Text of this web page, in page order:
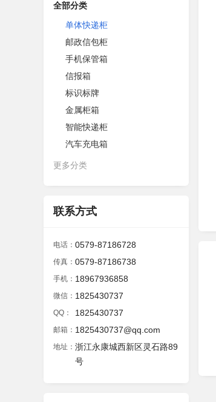
全部分类
单体快递柜
邮政信包柜
手机保管箱
信报箱
标识标牌
金属柜箱
智能快递柜
汽车充电箱
更多分类
联系方式
电话： 0579-87186728
传真： 0579-87186738
手机： 18967936858
微信： 1825430737
QQ： 1825430737
邮箱： 1825430737@qq.com
地址： 浙江永康城西新区灵石路89
号